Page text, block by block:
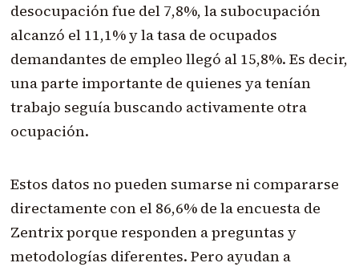
desocupación fue del 7,8%, la subocupación
alcanzó el 11,1% y la tasa de ocupados
demandantes de empleo llegó al 15,8%. Es decir,
una parte importante de quienes ya tenían
trabajo seguía buscando activamente otra
ocupación.
Estos datos no pueden sumarse ni compararse
directamente con el 86,6% de la encuesta de
Zentrix porque responden a preguntas y
metodologías diferentes. Pero ayudan a